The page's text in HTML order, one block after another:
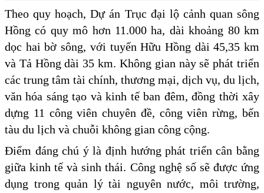
Theo quy hoạch, Dự án Trục đại lộ cảnh quan sông
Hồng có quy mô hơn 11.000 ha, dài khoảng 80 km
dọc hai bờ sông, với tuyến Hữu Hồng dài 45,35 km
và Tả Hồng dài 35 km. Không gian này sẽ phát triển
các trung tâm tài chính, thương mại, dịch vụ, du lịch,
văn hóa sáng tạo và kinh tế ban đêm, đồng thời xây
dựng 11 công viên chuyên đề, công viên rừng, bến
tàu du lịch và chuỗi không gian công cộng.
Điểm đáng chú ý là định hướng phát triển cân bằng
giữa kinh tế và sinh thái. Công nghệ số sẽ được ứng
dụng trong quản lý tài nguyên nước, môi trường,